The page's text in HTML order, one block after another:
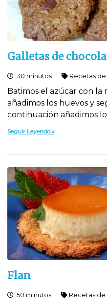
Galletas de
30 minutos Recetas
Batimos el azúcar con
añadimos los huevos y
continuación añadimos
Seguir Leyendo
Flan
50 minutos Recetas